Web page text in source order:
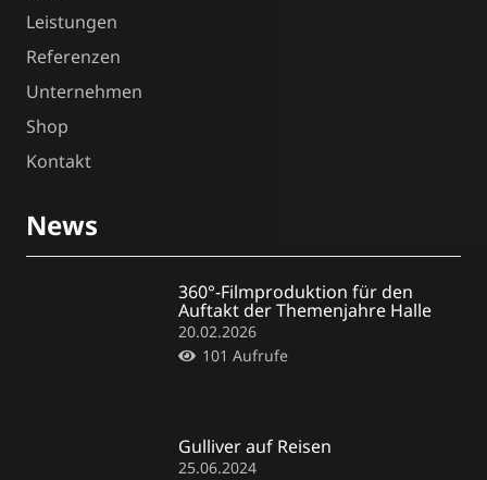
Leistungen
Referenzen
Unternehmen
Shop
Kontakt
News
360°-Filmproduktion für den
Auftakt der Themenjahre Halle
20.02.2026
101 Aufrufe
Gulliver auf Reisen
25.06.2024